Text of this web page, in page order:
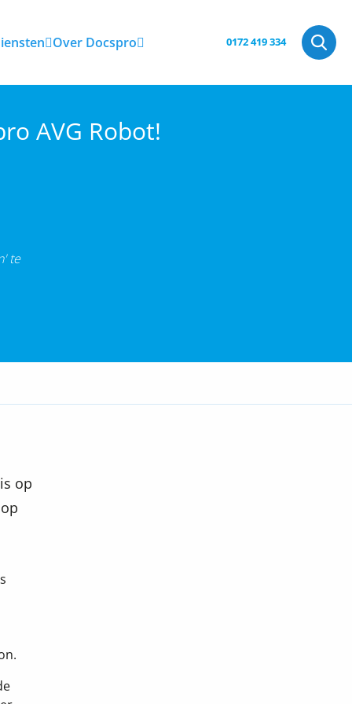
Over Docspro 0172 419 334
AVG Robot!
te
op